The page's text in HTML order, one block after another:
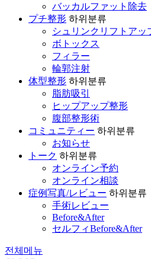
バッカルファット除去
プチ整形 하위분류
シュリンクリフトアッ
ボトックス
フィラー
輪郭注射
体型整形 하위분류
脂肪吸引
ヒップアップ整形
腹部整形術
コミュニティー 하위분류
お知らせ
トーク 하위분류
オンライン予約
オンライン相談
症例写真/レビュー 하위분류
手術レビュー
Before&After
セルフィBefore&After
전체메뉴